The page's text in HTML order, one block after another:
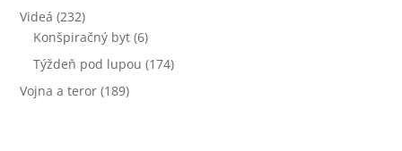
Videá (232)
Konšpiračný byt (6)
Týždeň pod lupou (174)
Vojna a teror (189)